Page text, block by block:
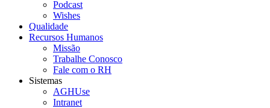
Podcast
Wishes
Qualidade
Recursos Humanos
Missão
Trabalhe Conosco
Fale com o RH
Sistemas
AGHUse
Intranet